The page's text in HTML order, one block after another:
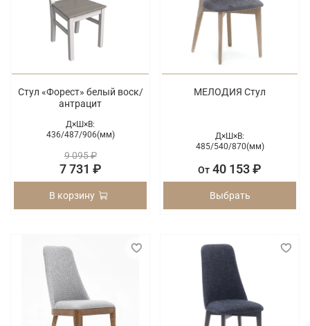
Стул «Форест» белый воск/
антрацит
Д×Ш×В:
436/487/906(мм)
9 095 ₽
7 731 ₽
В корзину
МЕЛОДИЯ Стул
Д×Ш×В:
485/540/870(мм)
От 40 153 ₽
Выбрать